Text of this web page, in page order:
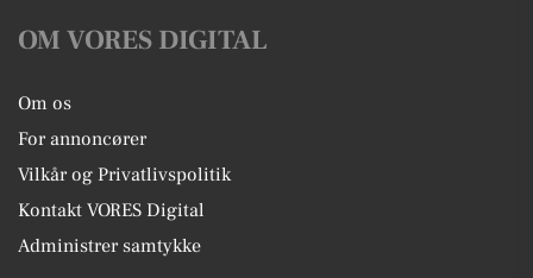
OM VORES DIGITAL
Om os
For annoncører
Vilkår og Privatlivspolitik
Kontakt VORES Digital
Administrer samtykke